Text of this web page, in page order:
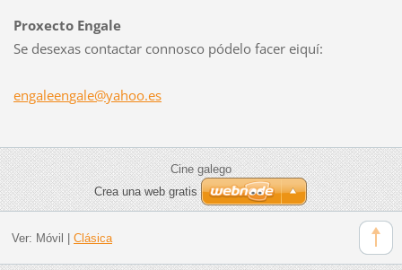
Proxecto Engale
Se desexas contactar connosco pódelo facer eiquí:
engaleengale@yahoo.es
Cine galego
Crea una web gratis
Ver: Móvil Clásica